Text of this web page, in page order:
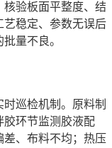
验板面平整度、结
艺稳定、参数无误后
量不良。
巡检机制。原料制
胶环节监测胶液配
差、布料不均；热压